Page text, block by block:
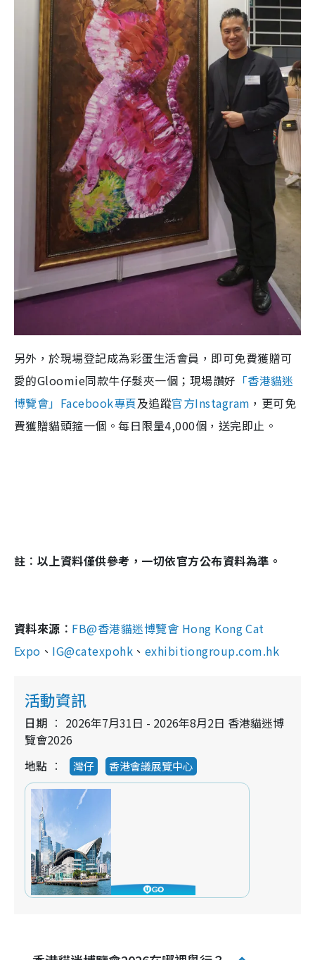
另外，於現場登記成為彩蛋生活會員，即可免費獲贈可
愛的Gloomie同款牛仔髮夾一個；現場讚好 「香港貓迷
博覽會」Facebook專頁及追蹤官方Instagram ，更可免
費獲贈貓頭箍一個。每日限量4,000個，送完即止。
註︰以上資料僅供參考，一切依官方公布資料為準。
資料來源︰ FB@香港貓迷博覽會 Hong Kong Cat
Expo 、 IG@catexpohk 、 exhibitiongroup.com.hk
活動資訊
日期
2026年7月31日 - 2026年8月2日 香港貓迷博
覽會2026
地點
灣仔 香港會議展覽中心